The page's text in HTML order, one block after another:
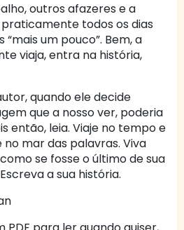
outros afazeres e a
todos os dias
um pouco”. Bem, a
viaja, entra na história,
quando ele decide
que a nosso ver, poderia
então, leia. Viaje no tempo e
no mar das palavras. Viva
se fosse o último de sua
a sua história.